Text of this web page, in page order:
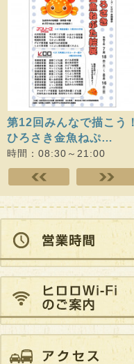
津軽のねぷた絵展
時間：08:30～21:00